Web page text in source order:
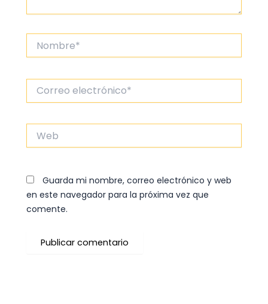
Nombre*
electrónico*
Guarda mi nombre, correo electrónico y web
en este navegador para la próxima vez que
comente.